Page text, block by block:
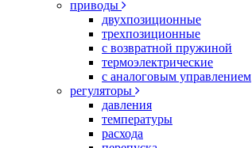
приводы
двухпозиционные
трехпозиционные
с возвратной пружиной
термоэлектрические
с аналоговым управлением
регуляторы
давления
температуры
расхода